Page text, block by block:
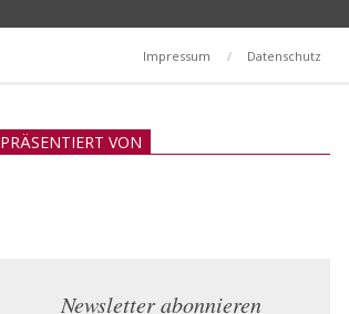
Impressum Datenschutz
PRÄSENTIERT VON
Newsletter abonnieren